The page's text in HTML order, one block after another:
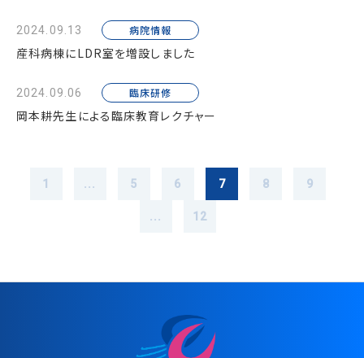
2024.09.13 病院情報
産科病棟にLDR室を増設しました
2024.09.06 臨床研修
岡本耕先生による臨床教育レクチャー
1 ... 5 6 7 8 9
... 12